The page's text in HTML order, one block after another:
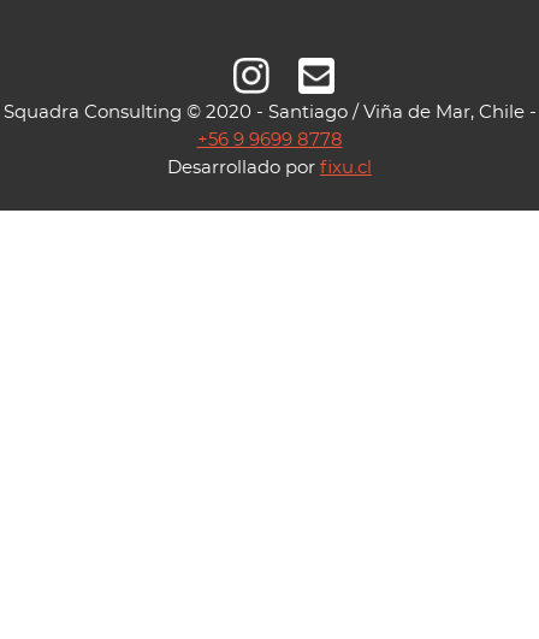
Squadra Consulting © 2020 - Santiago / Viña de Mar, Chile -
+56 9 9699 8778
Desarrollado por fixu.cl